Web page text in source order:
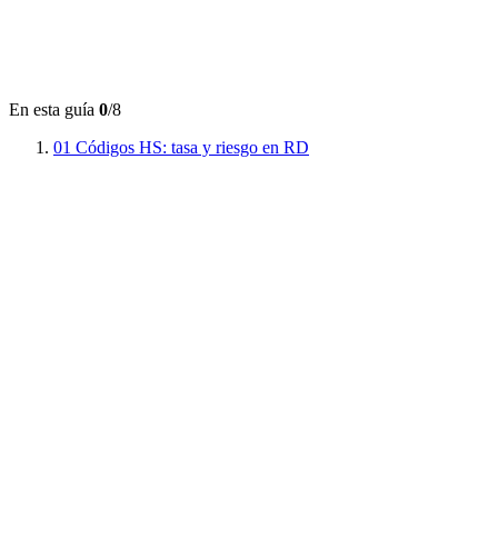
En esta guía 0/8
01 Códigos HS: tasa y riesgo en RD